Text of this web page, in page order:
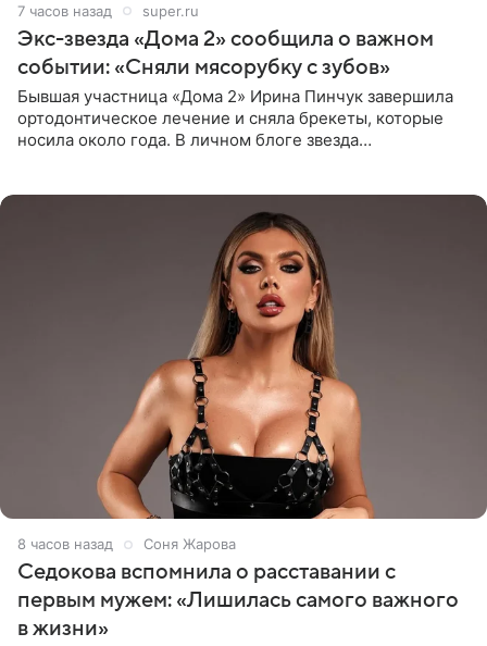
7 часов назад super.ru
Экс-звезда «Дома 2» сообщила о важном
событии: «Сняли мясорубку с зубов»
Бывшая участница «Дома 2» Ирина Пинчук завершила
ортодонтическое лечение и сняла брекеты, которые
носила около года. В личном блоге звезда
8 часов назад Соня Жарова
Седокова вспомнила о расставании с
первым мужем: «Лишилась самого важного
в жизни»